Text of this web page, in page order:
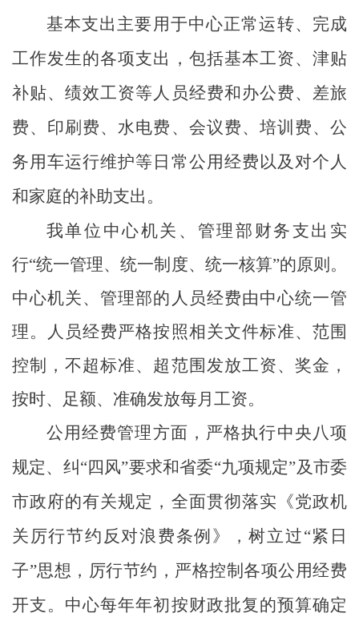
基本支出主要用于中心正常运转、完成
工作发生的各项支出，包括基本工资、津贴
补贴、绩效工资等人员经费和办公费、差旅
费、印刷费、水电费、会议费、培训费、公
务用车运行维护等日常公用经费以及对个人
和家庭的补助支出。
我单位中心机关、管理部财务支出实
行“统一管理、统一制度、统一核算”的原则。
中心机关、管理部的人员经费由中心统一管
理。人员经费严格按照相关文件标准、范围
控制，不超标准、超范围发放工资、奖金，
按时、足额、准确发放每月工资。
公用经费管理方面，严格执行中央八项
规定、纠 “四风”要求和省委“九项规定”及市委
市政府的有关规定，全面贯彻落实《党政机
关厉行节约反对浪费条例》，树立过“紧日
子”思想，厉行节约，严格控制各项公用经费
开支。中心每年年初按财政批复的预算确定